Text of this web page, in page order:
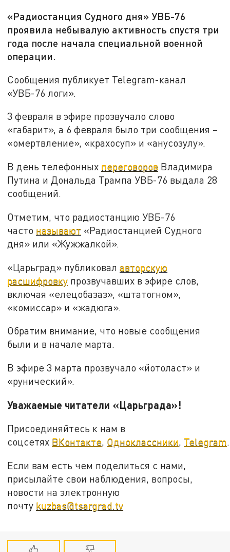
«Радиостанция Судного дня» УВБ-76
проявила небывалую активность спустя три
года после начала специальной военной
операции.
Сообщения публикует Telegram-канал
«УВБ-76 логи».
3 февраля в эфире прозвучало слово
«габарит», а 6 февраля было три сообщения –
«омертвление», «крахосуп» и «анусозулу».
В день телефонных переговоров Владимира
Путина и Дональда Трампа УВБ-76 выдала 28
сообщений.
Отметим, что радиостанцию УВБ-76
часто называют «Радиостанцией Судного
дня» или «Жужжалкой».
«Царьград» публиковалавторскую
расшифровку прозвучавших в эфире слов,
включая «елецобазаз», «штатогном»,
«комиссар» и «жадюга».
Обратим внимание, что новые сообщения
были и в начале марта.
В эфире 3 марта прозвучало «йотоласт» и
«рунический».
Уважаемые читатели «Царьграда»!
Присоединяйтесь к нам в
соцсетях ВКонтакте, Одноклассники, Telegram.
Если вам есть чем поделиться с нами,
присылайте свои наблюдения, вопросы,
новости на электронную
почту kuzbas@tsargrad.tv